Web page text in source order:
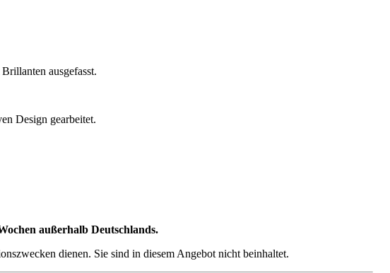
ausgefasst.
Design gearbeitet.
außerhalb Deutschlands.
dienen. Sie sind in diesem Angebot nicht beinhaltet.